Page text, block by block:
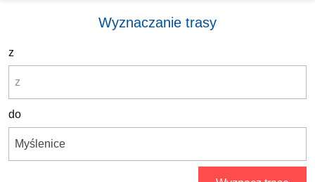
Wyznaczanie trasy
z
do